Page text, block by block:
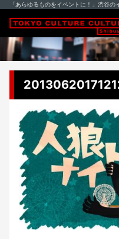
「あらゆるものをイベントに！」渋谷